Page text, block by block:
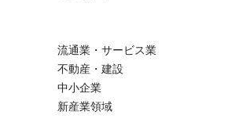
流通業・サービス業
不動産・建設
中小企業
新産業領域